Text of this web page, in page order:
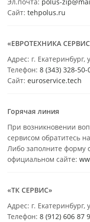
Сайт: tehpolus.ru
«ЕВРОТЕХНИКА
Адрес: г. Екатеринбург,
Телефон: 8 (343) 328-50-
Сайт: euroservice.tech
Горячая линия
При возникновении
сервисом обратитесь
Либо заполните форму
официальном сайте:
«ТК СЕРВИС»
Адрес: г. Екатеринбург,
Телефон: 8 (912) 606 87